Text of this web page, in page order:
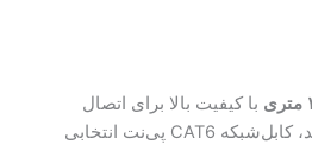
با کیفیت بالا برای اتصال
تجهیزات نزدیک به هم هستید، کابل‌شبکه CAT6 پی‌نت انتخابی